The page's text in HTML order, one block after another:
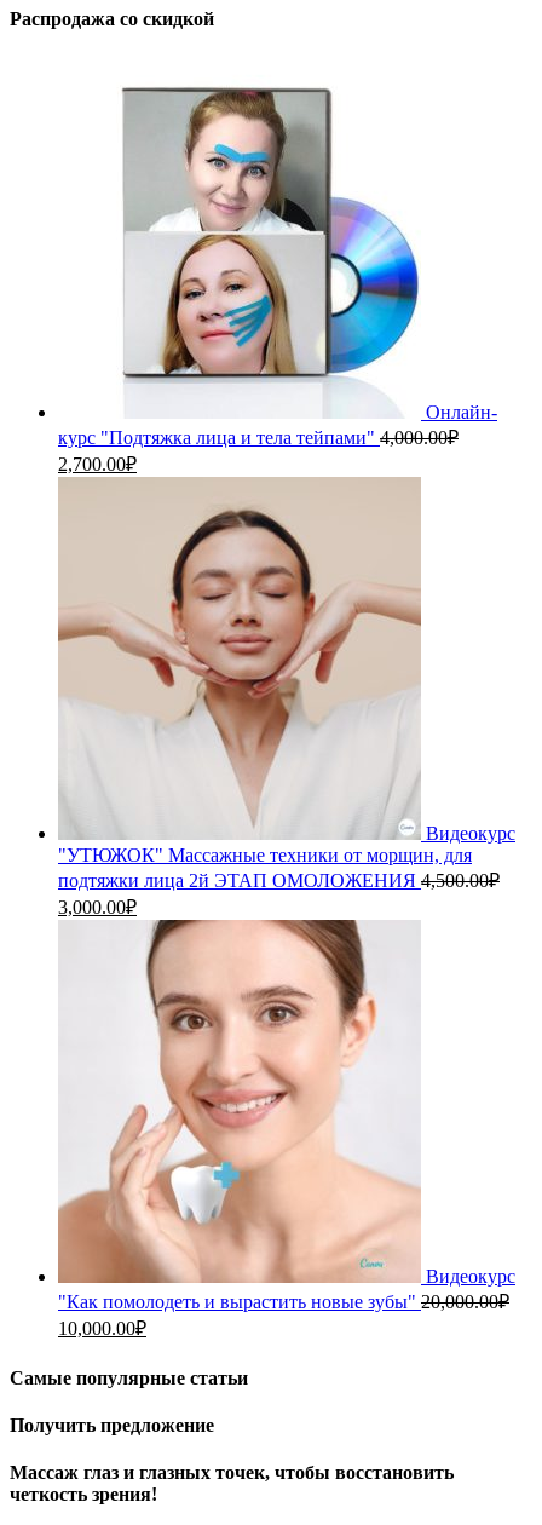
Распродажа со скидкой
Онлайн-
курс "Подтяжка лица и тела тейпами" 4,000.00₽
Первоначальная
цена
2,700.00₽Текущая
цена:
Видеокурс
"УТЮЖОК" Массажные техники от морщин, для
подтяжки лица 2й ЭТАП ОМОЛОЖЕНИЯ 4,500.00₽
Первоначальная
цена
3,000.00₽Текущая
цена:
3,000.00₽.
Видеокурс
"Как помолодеть и вырастить новые зубы" 20,000.00₽
Первоначальная
20,000.00₽.
10,000.00₽Текущая
10,000.00₽.
Самые популярные статьи
Получить предложение
Массаж глаз и глазных точек, чтобы восстановить
четкость зрения!